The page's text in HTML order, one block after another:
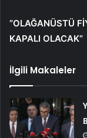
“OLAĞANÜSTÜ
KAPALI OLACAK”
İlgili Makaleler